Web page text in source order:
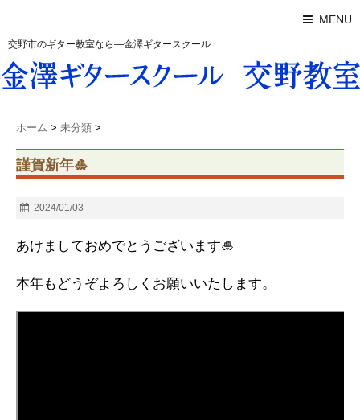
MENU
交野市のギター教室なら―金澤ギタースクール
ホーム > 未分類 >
謹賀新年🎍
2024/01/03
あけましておめでとうございます🎍
本年もどうぞよろしくお願いいたします。